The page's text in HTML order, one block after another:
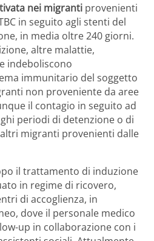
nei migranti provenienti
in seguito agli stenti del
in media oltre 240 giorni.
altre malattie,
indeboliscono
immunitario del soggetto
non proveniente da aree
il contagio in seguito ad
periodi di detenzione o di
migranti provenienti dalle
il trattamento di induzione
in regime di ricovero,
di accoglienza, in
dove il personale medico
up in collaborazione con i